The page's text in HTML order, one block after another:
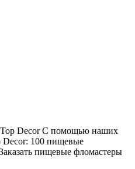
Top Decor С помощью наших
Decor: 100 пищевые
пищевые фломастеры